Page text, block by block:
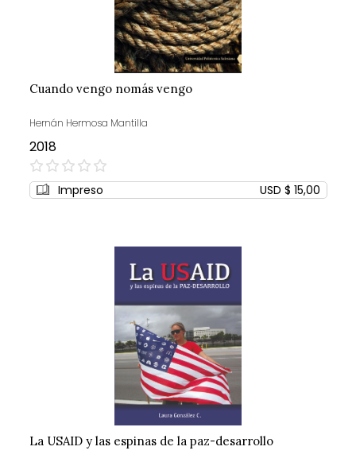
Cuando vengo nomás vengo
Hernán Hermosa Mantilla
2018
0%
Impreso USD $ 15,00
La USAID y las espinas de la paz-desarrollo